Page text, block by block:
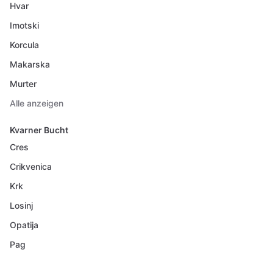
Hvar
Imotski
Korcula
Makarska
Murter
Alle anzeigen
Kvarner Bucht
Cres
Crikvenica
Krk
Losinj
Opatija
Pag